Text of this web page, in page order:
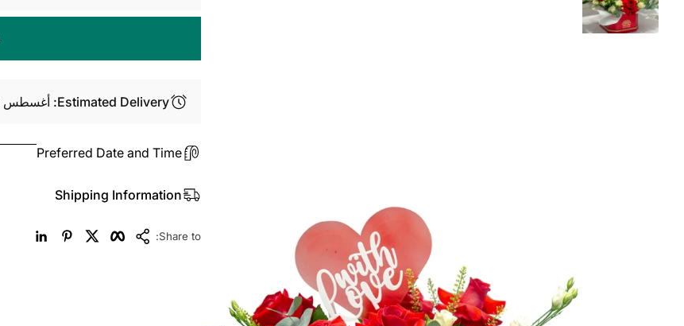
Estimated Delivery: أغسطس 08 - أغسطس 10
Preferred Date and Time
Shipping Information
Share to:
Copy Link
Facebook
Twitter